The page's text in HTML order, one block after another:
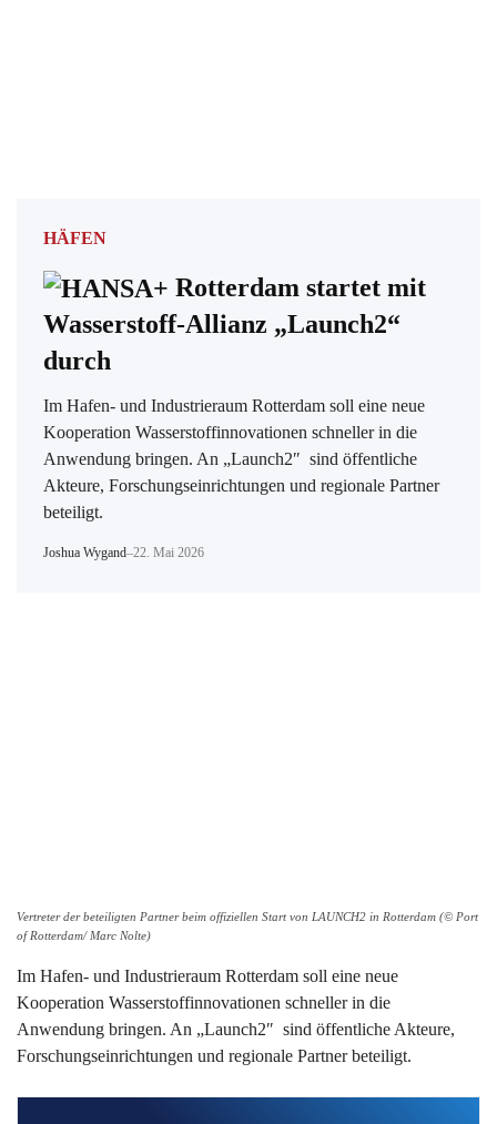
HÄFEN
Rotterdam startet mit
Wasserstoff-Allianz „Launch2“
durch
Im Hafen- und Industrieraum Rotterdam soll eine neue
Kooperation Wasserstoffinnovationen schneller in die
Anwendung bringen. An „Launch2″ sind öffentliche
Akteure, Forschungseinrichtungen und regionale Partner
beteiligt.
Joshua Wygand–22. Mai 2026
Vertreter der beteiligten Partner beim offiziellen Start von LAUNCH2 in Rotterdam (© Port
of Rotterdam/ Marc Nolte)
Im Hafen- und Industrieraum Rotterdam soll eine neue
Kooperation Wasserstoffinnovationen schneller in die
Anwendung bringen. An „Launch2″ sind öffentliche Akteure,
Forschungseinrichtungen und regionale Partner beteiligt.